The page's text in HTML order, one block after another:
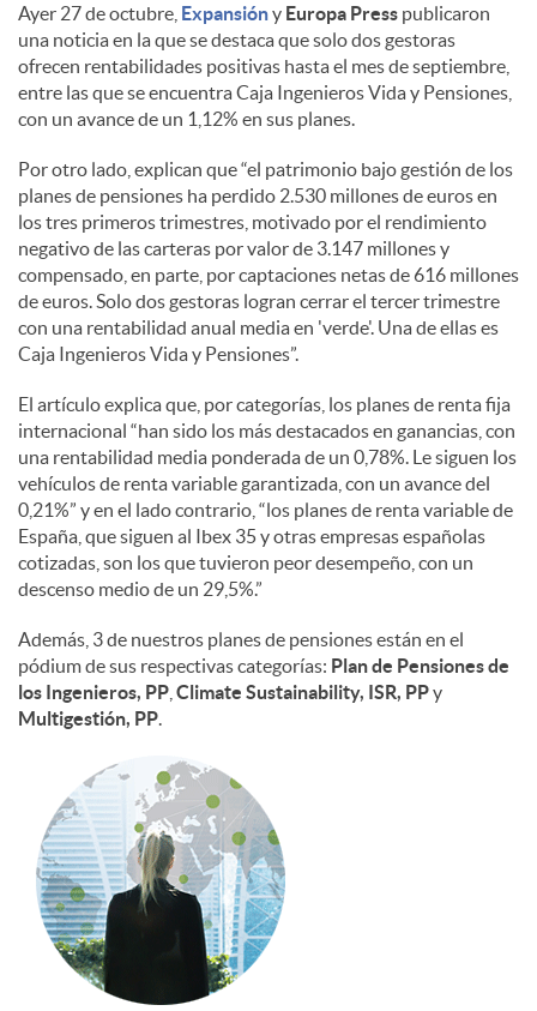
t
e
n
i
d
o
s
Ayer 27 de octubre, Expansióny Europa Press publicaron
una noticia en la que se destaca que solo dos gestoras
ofrecen rentabilidades positivas hasta el mes de septiembre,
entre las que se encuentra Caja Ingenieros Vida y Pensiones,
con un avance de un 1,12% en sus planes.
Por otro lado, explican que “el patrimonio bajo gestión de los
planes de pensiones ha perdido 2.530 millones de euros en
los tres primeros trimestres, motivado por el rendimiento
negativo de las carteras por valor de 3.147 millones y
compensado, en parte, por captaciones netas de 616 millones
de euros. Solo dos gestoras logran cerrar el tercer trimestre
con una rentabilidad anual media en 'verde'. Una de ellas es
Caja Ingenieros Vida y Pensiones”.
El artículo explica que, por categorías, los planes de renta fija
internacional “han sido los más destacados en ganancias, con
una rentabilidad media ponderada de un 0,78%. Le siguen los
vehículos de renta variable garantizada, con un avance del
0,21%” y en el lado contrario, “los planes de renta variable de
España, que siguen al Ibex 35 y otras empresas españolas
cotizadas, son los que tuvieron peor desempeño, con un
descenso medio de un 29,5%.”
Además, 3 de nuestros planes de pensiones están en el
pódium de sus respectivas categorías: Plan de Pensiones de
los Ingenieros, PP Climate Sustainability, ISR, PPy
Multigestión, PP.